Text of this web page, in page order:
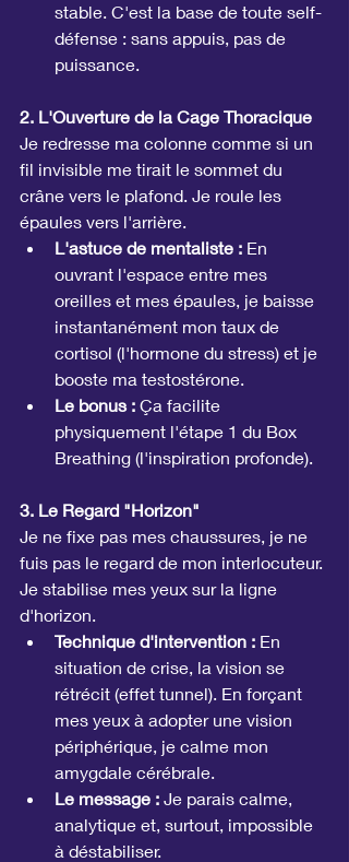
stable. C'est la base de toute self-
défense : sans appuis, pas de
puissance.
2. L'Ouverture de la Cage Thoracique
Je redresse ma colonne comme si un
fil invisible me tirait le sommet du
crâne vers le plafond. Je roule les
épaules vers l'arrière.
L'astuce de mentaliste : En
ouvrant l'espace entre mes
oreilles et mes épaules, je baisse
instantanément mon taux de
cortisol (l'hormone du stress) et je
booste ma testostérone.
Le bonus : Ça facilite
physiquement l'étape 1 du Box
Breathing (l'inspiration profonde).
3. Le Regard "Horizon"
Je ne fixe pas mes chaussures, je ne
fuis pas le regard de mon interlocuteur.
Je stabilise mes yeux sur la ligne
d'horizon.
Technique d'intervention : En
situation de crise, la vision se
rétrécit (effet tunnel). En forçant
mes yeux à adopter une vision
périphérique, je calme mon
amygdale cérébrale.
Le message : Je parais calme,
analytique et, surtout, impossible
à déstabiliser.